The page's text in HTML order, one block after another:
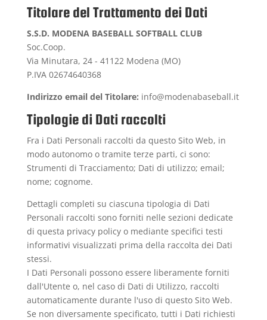
Titolare del Trattamento dei Dati
S.S.D. MODENA BASEBALL SOFTBALL CLUB
Soc.Coop.
Via Minutara, 24 - 41122 Modena (MO)
P.IVA 02674640368
Indirizzo email del Titolare: info@modenabaseball.it
Tipologie di Dati raccolti
Fra i Dati Personali raccolti da questo Sito Web, in
modo autonomo o tramite terze parti, ci sono:
Strumenti di Tracciamento; Dati di utilizzo; email;
nome; cognome.
Dettagli completi su ciascuna tipologia di Dati
Personali raccolti sono forniti nelle sezioni dedicate
di questa privacy policy o mediante specifici testi
informativi visualizzati prima della raccolta dei Dati
stessi.
I Dati Personali possono essere liberamente forniti
dall'Utente o, nel caso di Dati di Utilizzo, raccolti
automaticamente durante l'uso di questo Sito Web.
Se non diversamente specificato, tutti i Dati richiesti